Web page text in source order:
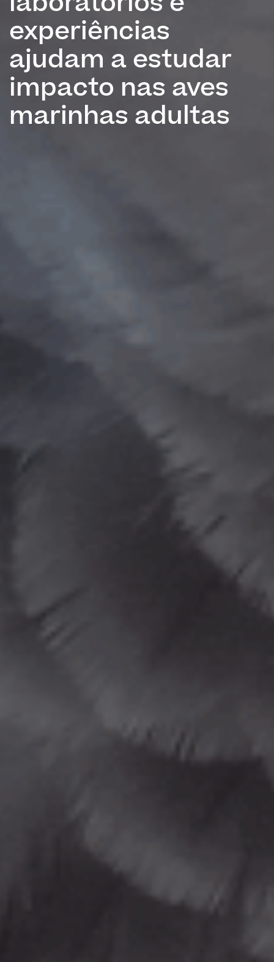
experiências
ajudam a estudar
impacto nas aves
marinhas adultas